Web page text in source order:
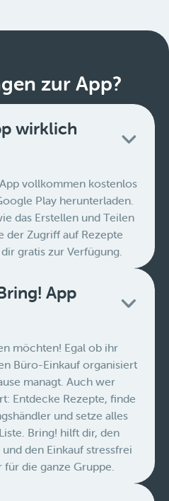
zur App?
wirklich
vollkommen kostenlos
Play herunterladen.
das Erstellen und Teilen
der Zugriff auf Rezepte
gratis zur Verfügung.
App
möchten! Egal ob ihr
Büro-Einkauf organisiert
managt. Auch wer
Entdecke Rezepte, finde
und setze alles
Bring! hilft dir, den
den Einkauf stressfrei
die ganze Gruppe.